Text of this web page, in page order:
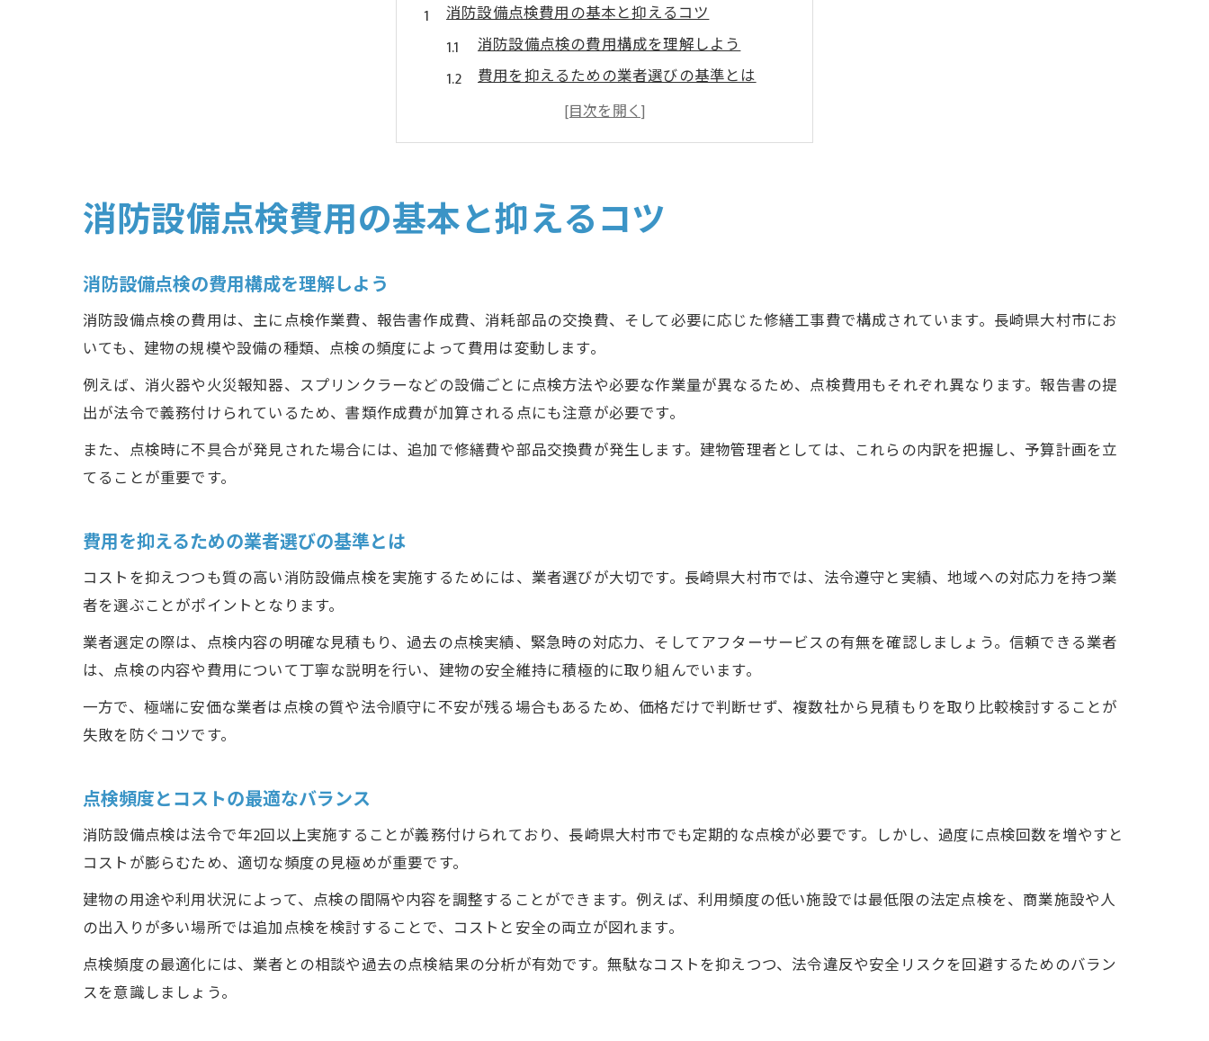
消防設備点検費用の基本と抑えるコツ
消防設備点検の費用構成を理解しよう
費用を抑えるための業者選びの基準とは
点検頻度とコストの最適なバランス
消防設備点検で発生する追加費用の注意点
費用相場を知り賢く管理する方法
消防設備点検費用の相場を徹底解説
見積もり金額の内訳を正しく把握するコツ
点検費用の負担者と管理責任の考え方
消防設備点検で安心とコスト両立
安心できる消防設備点検の選び方
コストと安全性を両立する点検方法
費用の内訳を理解し無駄を防ぐ
見積書で確認すべき費用項目のポイント
無駄なコストを省く点検依頼の工夫
消防設備点検の追加費用発生を防ぐ方法
点検スケジュール管理のコツと注意点
点検未実施によるリスクを防ぐ対策
消防設備点検と他の保安点検との連携
コスト差が生まれる理由と対策集
消防設備点検費用の基本と抑えるコツ
消防設備点検の費用構成を理解しよう
消防設備点検の費用は、主に点検作業費、報告書作成費、消耗部品の交換費、そして必要に応じた修繕工事費で構成されています。長崎県大村市にお
いても、建物の規模や設備の種類、点検の頻度によって費用は変動します。
例えば、消火器や火災報知器、スプリンクラーなどの設備ごとに点検方法や必要な作業量が異なるため、点検費用もそれぞれ異なります。報告書の提
出が法令で義務付けられているため、書類作成費が加算される点にも注意が必要です。
また、点検時に不具合が発見された場合には、追加で修繕費や部品交換費が発生します。建物管理者としては、これらの内訳を把握し、予算計画を立
てることが重要です。
費用を抑えるための業者選びの基準とは
コストを抑えつつも質の高い消防設備点検を実施するためには、業者選びが大切です。長崎県大村市では、法令遵守と実績、地域への対応力を持つ業
者を選ぶことがポイントとなります。
業者選定の際は、点検内容の明確な見積もり、過去の点検実績、緊急時の対応力、そしてアフターサービスの有無を確認しましょう。信頼できる業者
は、点検の内容や費用について丁寧な説明を行い、建物の安全維持に積極的に取り組んでいます。
一方で、極端に安価な業者は点検の質や法令順守に不安が残る場合もあるため、価格だけで判断せず、複数社から見積もりを取り比較検討することが
失敗を防ぐコツです。
点検頻度とコストの最適なバランス
消防設備点検は法令で年2回以上実施することが義務付けられており、長崎県大村市でも定期的な点検が必要です。しかし、過度に点検回数を増やすと
コストが膨らむため、適切な頻度の見極めが重要です。
建物の用途や利用状況によって、点検の間隔や内容を調整することができます。例えば、利用頻度の低い施設では最低限の法定点検を、商業施設や人
の出入りが多い場所では追加点検を検討することで、コストと安全の両立が図れます。
点検頻度の最適化には、業者との相談や過去の点検結果の分析が有効です。無駄なコストを抑えつつ、法令違反や安全リスクを回避するためのバラン
スを意識しましょう。